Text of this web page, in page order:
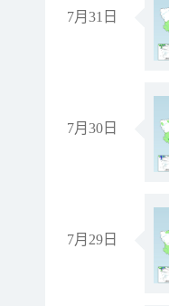
7月31日
7月30日
7月29日